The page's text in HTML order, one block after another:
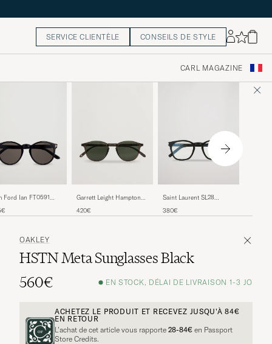
SERVICE CLIENTÈLE CONSEILS DE STYLE
CARL MAGAZINE
Ford Ian FT0591
Garrett Leight Hampton
Glass
420€
Saint Laurent SL28
Black/Transparent
380€
OAKLEY
HSTN Meta Sunglasses Black
560€
EN STOCK, DÉLAI DE LIVRAISON 1-3 JO
ACHETEZ LE PRODUIT ET RECEVEZ JUSQU'À84€
EN RETOUR
L’achat de cet article vous rapporte 28-84€ en Passport
Store Credits.